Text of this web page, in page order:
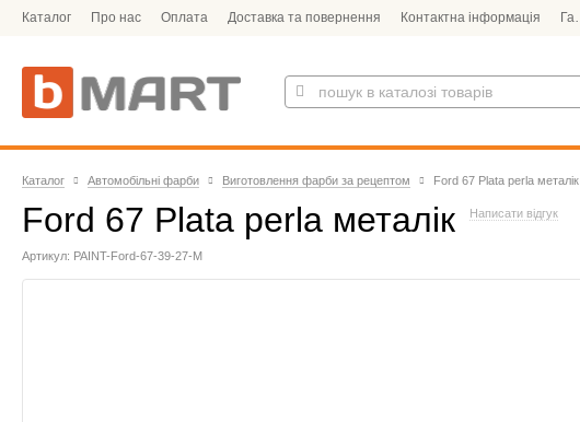
Каталог Про нас Оплата Доставка та повернення Контактна інформація Гарантія
Каталог Автомобільні фарби Виготовлення фарби за рецептом Ford 67 Plata perla металік
Ford 67 Plata perla металік Написати відгук
Артикул: PAINT-Ford-67-39-27-M